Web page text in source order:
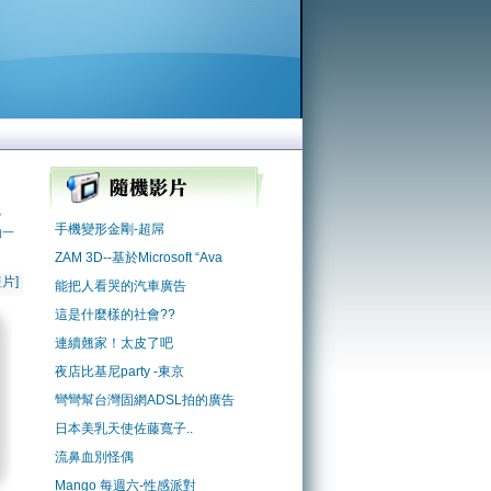
一
]
手機變形金剛-超屌
ZAM 3D--基於Microsoft “Ava
能把人看哭的汽車廣告
這是什麼樣的社會??
連續翹家！太皮了吧
夜店比基尼party -東京
彎彎幫台灣固網ADSL拍的廣告
日本美乳天使佐藤寬子..
流鼻血別怪偶
Mango 每週六-性感派對